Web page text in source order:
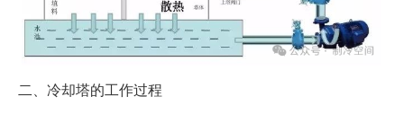
二、冷却塔的工作过程